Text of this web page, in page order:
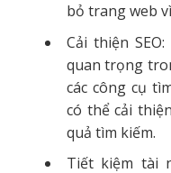
bỏ trang web
Cải thiện
quan trọng
các công cụ
có thể cải
quả tìm kiếm.
Tiết kiệm tài